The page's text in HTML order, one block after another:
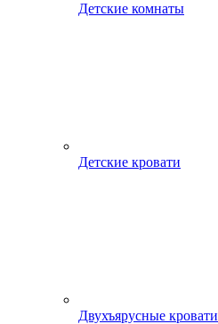
Детские комнаты
Детские кровати
Двухъярусные кровати